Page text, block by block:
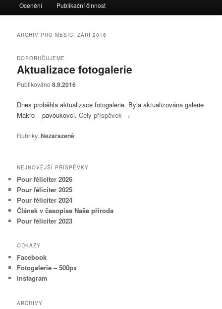
Ocenění Publikační činnost
ARCHIV PRO MĚSÍC:ZÁŘÍ 2016
Aktualizace fotogalerie
DOPORUČUJEME
Publikováno8.9.2016
Dnes proběhla aktualizace fotogalerie. Byla aktualizována galerie
Makro – pavoukovci.Celý příspěvek →
Rubriky:Nezařazené
NEJNOVĚJŠÍ PŘÍSPĚVKY
Pour féliciter 2026
Pour féliciter 2025
Pour féliciter 2024
Článek v časopise Naše příroda
Pour féliciter 2023
ODKAZY
Facebook
Fotogalerie – 500px
Instagram
ARCHIVY